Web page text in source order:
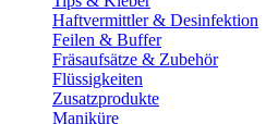
Haftvermittler & Desinfektion
Feilen & Buffer
Fräsaufsätze & Zubehör
Flüssigkeiten
Zusatzprodukte
Maniküre